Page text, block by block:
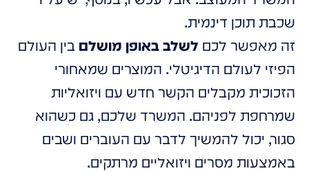
שכבת תוכן דינמית.
זה מאפשר לכם לשלב באופן מושלם בין העולם
הפיזי לעולם הדיגיטלי. המוצרים שמאחורי
הזכוכית מקבלים הקשר חדש עם ויזואליות
שמרחפת לפניהם. המשרד שלכם, גם כשהוא
סגור, יכול להמשיך לדבר עם העוברים ושבים
באמצעות מסרים ויזואליים מרתקים.